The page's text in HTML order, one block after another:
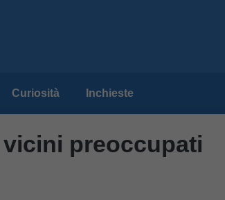
Curiosità Inchieste
preoccupati